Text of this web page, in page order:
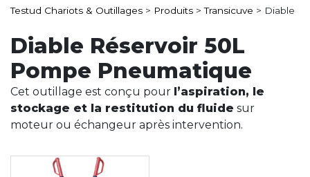
Testud Chariots & Outillages > Produits >Transicuve > Diable
Diable Réservoir 50L
Pompe Pneumatique
Cet outillage est conçu pour l’aspiration, le
stockage et la restitution du fluide sur
moteur ou échangeur après intervention.